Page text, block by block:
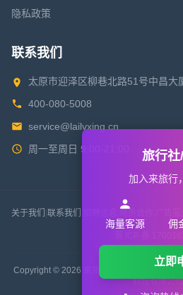
隐私政策
联系我们
太原市迎泽区柳巷北路51号中昌大
400-080-5008
service@lailvxing.cn
周一至周日 9:00-21:00
关于我们 联系我们
Copyright © 2026 来旅行旅游网 All Rights
科技有限公司
旅行
加入来旅行
海量客源 佣
立即